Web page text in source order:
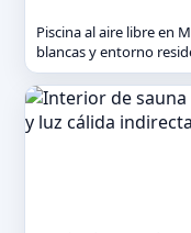
Piscina al aire libre en
blancas y entorno